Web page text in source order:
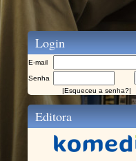
Login
E-mail
Senha
|Esqueceu a senha?|
Editora